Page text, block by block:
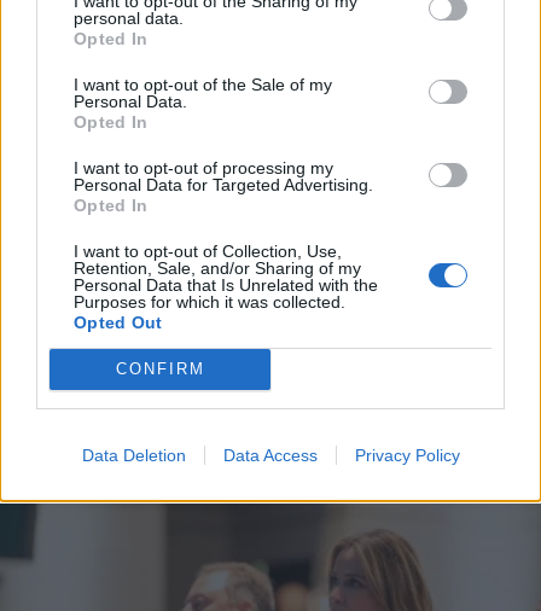
personal data.
Opted In
I want to opt-out of the Sale of my
Personal Data.
Opted In
I want to opt-out of processing my
Personal Data for Targeted Advertising.
Opted In
I want to opt-out of Collection, Use,
Retention, Sale, and/or Sharing of my
Personal Data that Is Unrelated with the
Purposes for which it was collected.
Opted Out
CONFIRM
Data Deletion Data Access Privacy Policy
PARAPOLITIKA NEWSROOM
Το ΙΝΕΔΙΒΙΜ καλύπτει τα έξοδα
ξενοδοχείου σε δικαιούχους φοιτητές σε 3
Πανεπιστήμια, σε 8 πόλεις για τα επόμενα
δύο χρόνια
Αποδέχομαι τους
και την πολιτική απορρήτου
X